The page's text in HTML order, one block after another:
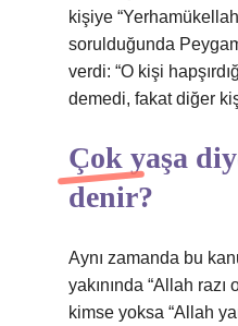
kişiye
sorulduğunda
verdi: “O kişi
demedi, fakat diğer
Çok yaşa
denir?
Aynı zamanda bu
yakınında “Allah
kimse yoksa “Allah